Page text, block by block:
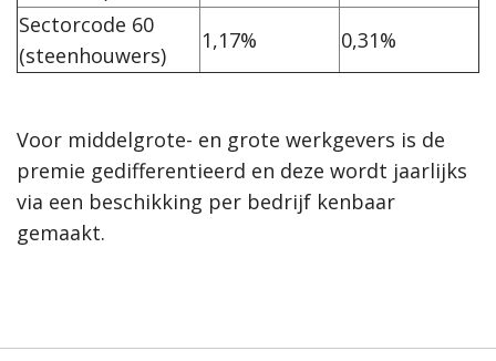
Sectorcode 60
(steenhouwers)
1,17% 0,31%
Voor middelgrote- en grote werkgevers is de
premie gedifferentieerd en deze wordt jaarlijks
via een beschikking per bedrijf kenbaar
gemaakt.